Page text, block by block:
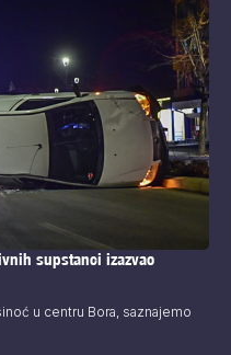
supstanci izazvao
u centru Bora, saznajemo